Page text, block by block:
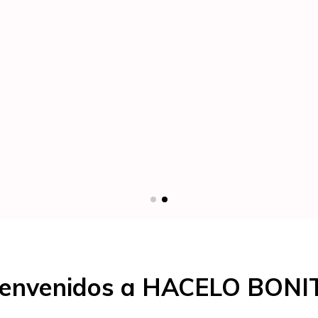
a HACELO